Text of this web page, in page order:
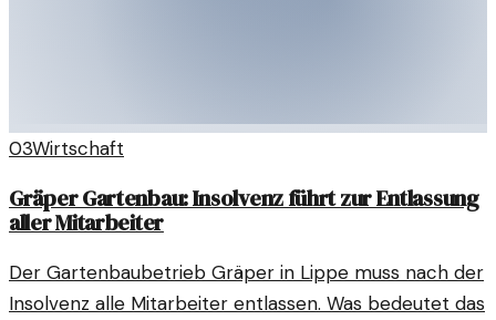
03Wirtschaft
Gräper Gartenbau: Insolvenz führt zur Entlassung
aller Mitarbeiter
Der Gartenbaubetrieb Gräper in Lippe muss nach der
Insolvenz alle Mitarbeiter entlassen. Was bedeutet das